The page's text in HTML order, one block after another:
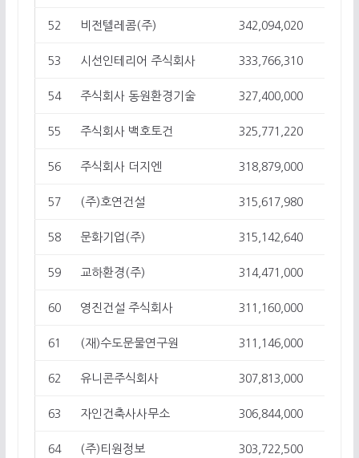
52 비전텔레콤(주) 342,094,020
53 시선인테리어 주식회사 333,766,310
54 주식회사 동원환경기술 327,400,000
55 주식회사 백호토건 325,771,220
56 주식회사 더지엔 318,879,000
57 (주)호연건설 315,617,980
58 문화기업(주) 315,142,640
59 교하환경(주) 314,471,000
60 영진건설 주식회사 311,160,000
61 (재)수도문물연구원 311,146,000
62 유니콘주식회사 307,813,000
63 자인건축사사무소 306,844,000
64 (주)티원정보 303,722,500